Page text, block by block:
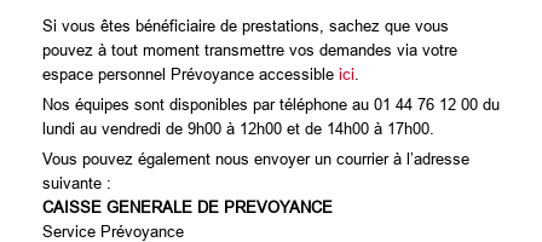
Si vous êtes bénéficiaire de prestations, sachez que vous
pouvez à tout moment transmettre vos demandes via votre
espace personnel Prévoyance accessible ici
Nos équipes sont disponibles par téléphone au 01 44 76 12 00 du
lundi au vendredi de 9h00 à 12h00 et de 14h00 à 17h00.
Vous pouvez également nous envoyer un courrier à l’adresse
suivante :
CAISSE GENERALE DE PREVOYANCE
Service Prévoyance